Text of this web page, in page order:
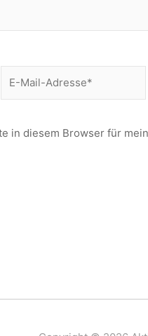
Mail-
in diesem Browser für